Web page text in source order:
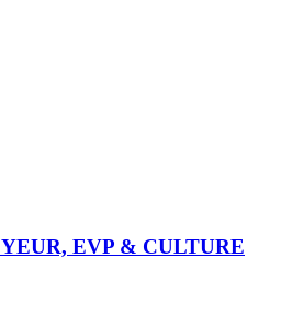
EVP & CULTURE